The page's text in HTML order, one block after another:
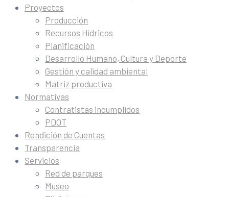
Proyectos
Producción
Recursos Hídricos
Planificación
Desarrollo Humano, Cultura y Deporte
Gestión y calidad ambiental
Matriz productiva
Normativas
Contratistas incumplidos
PDOT
Rendición de Cuentas
Transparencia
Servicios
Red de parques
Museo